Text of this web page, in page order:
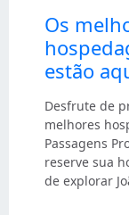
Os
estão
Desfrute de
melhores
Passagens
reserve sua
de explorar